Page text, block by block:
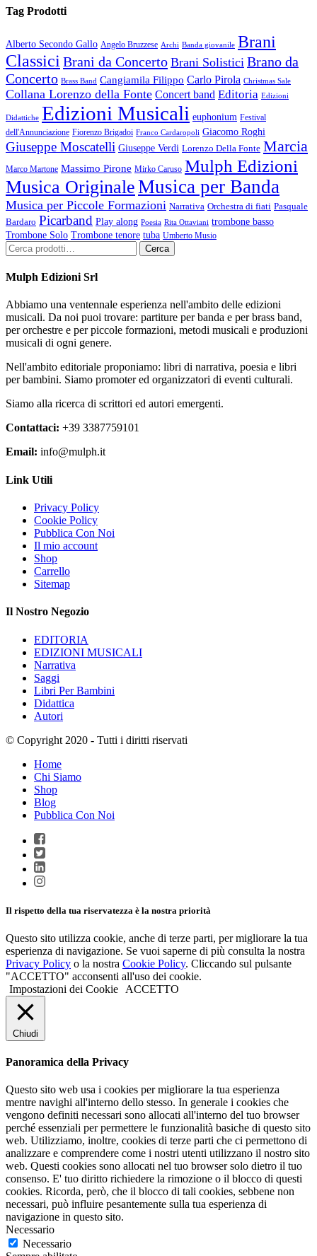
Tag Prodotti
Alberto Secondo Gallo Angelo Bruzzese Archi Banda giovanile Brani
Classici Brani da Concerto Brani Solistici Brano da
Concerto Brass Band Cangiamila Filippo Carlo Pirola Christmas Sale
Collana Lorenzo della Fonte Concert band Editoria Edizioni
Didattiche Edizioni Musicali euphonium Festival
dell'Annunciazione Fiorenzo Brigadoi Franco Cardaropoli Giacomo Roghi
Giuseppe Moscatelli Giuseppe Verdi Lorenzo Della Fonte Marcia
Marco Martone Massimo Pirone Mirko Caruso Mulph Edizioni
Musica OriginaleMusica per Banda
Musica per Piccole Formazioni Narrativa Orchestra di fiati Pasquale
Bardaro Picarband Play along Poesia Rita Ottaviani trombone basso
Trombone Solo Trombone tenore tuba Umberto Musio
Cerca: Cerca
Mulph Edizioni Srl
Abbiamo una ventennale esperienza nell'ambito delle edizioni
musicali. Da noi puoi trovare: partiture per banda e per brass band,
per orchestre e per piccole formazioni, metodi musicali e produzioni
musicali di ogni genere.
Nell'ambito editoriale proponiamo: libri di narrativa, poesia e libri
per bambini. Siamo promoter ed organizzatori di eventi culturali.
Siamo alla ricerca di scrittori ed autori emergenti.
Contattaci: +39 3387759101
Email: info@mulph.it
Link Utili
Privacy Policy
Cookie Policy
Pubblica Con Noi
Il mio account
Shop
Carrello
Sitemap
Il Nostro Negozio
EDITORIA
EDIZIONI MUSICALI
Narrativa
Saggi
Libri Per Bambini
Didattica
Autori
© Copyright 2020 - Tutti i diritti riservati
Home
Chi Siamo
Shop
Blog
Pubblica Con Noi
Il rispetto della tua riservatezza è la nostra priorità
Questo sito utilizza cookie, anche di terze parti, per migliorare la tua
esperienza di navigazione. Se vuoi saperne di più consulta la nostra
Privacy Policy o la nostra Cookie Policy. Cliccando sul pulsante
"ACCETTO" acconsenti all'uso dei cookie.
Impostazioni dei Cookie
ACCETTO
Chiudi
Panoramica della Privacy
Questo sito web usa i cookies per migliorare la tua esperienza
mentre navighi all'interno dello stesso. In generale i cookies che
vengono definiti necessari sono allocati all'interno del tuo browser
perché essenziali per permettere le funzionalità basiche di questo sito
web. Utilizziamo, inoltre, cookies di terze parti che ci permettono di
analizzare e comprendere come i nostri utenti utilizzano il nostro sito
web. Questi cookies sono allocati nel tuo browser solo dietro il tuo
consenso. E' tuo diritto richiedere la rimozione o il blocco di questi
cookies. Ricorda, però, che il blocco di tali cookies, sebbene non
necessari, può influire pesantemente sulla tua esperienza di
navigazione in questo sito.
Necessario
Necessario